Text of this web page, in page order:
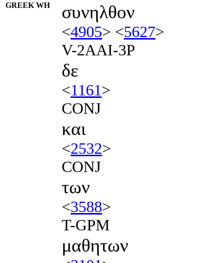
GREEK WH συνηλθον
<4905> <5627>
V-2AAI-3P
δε
<1161>
CONJ
και
<2532>
CONJ
των
<3588>
T-GPM
μαθητων